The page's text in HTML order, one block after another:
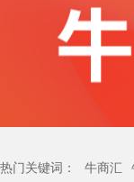
热门关键词： 牛商汇